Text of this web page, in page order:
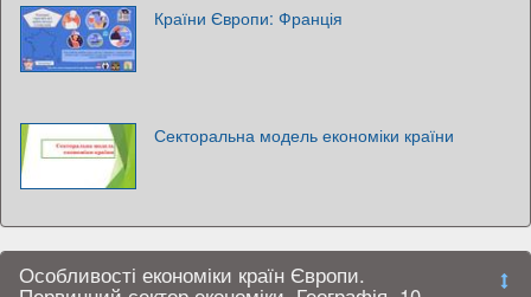
Країни Європи: Франція
Секторальна модель економіки країни
Особливості економіки країн Європи.